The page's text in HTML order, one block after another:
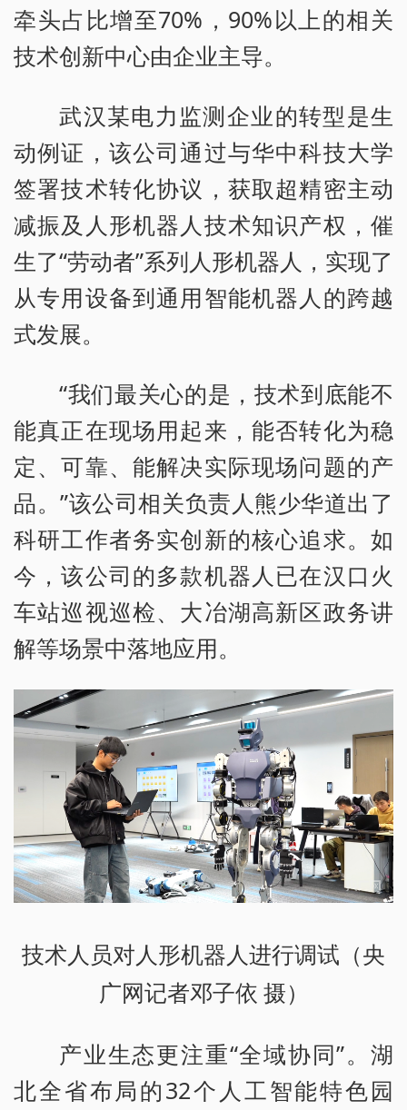
牵头占比增至70%，90%以上的相关
技术创新中心由企业主导。
武汉某电力监测企业的转型是生
动例证，该公司通过与华中科技大学
签署技术转化协议，获取超精密主动
减振及人形机器人技术知识产权，催
生了“劳动者”系列人形机器人，实现了
从专用设备到通用智能机器人的跨越
式发展。
“我们最关心的是，技术到底能不
能真正在现场用起来，能否转化为稳
定、可靠、能解决实际现场问题的产
品。”该公司相关负责人熊少华道出了
科研工作者务实创新的核心追求。如
今，该公司的多款机器人已在汉口火
车站巡视巡检、大冶湖高新区政务讲
解等场景中落地应用。
技术人员对人形机器人进行调试（央
广网记者邓子依 摄）
产业生态更注重“全域协同”。湖
北全省布局的32个人工智能特色园